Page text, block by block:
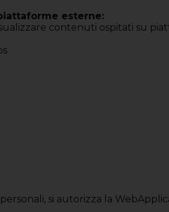
esterne:
contenuti ospitati su
si autorizza la